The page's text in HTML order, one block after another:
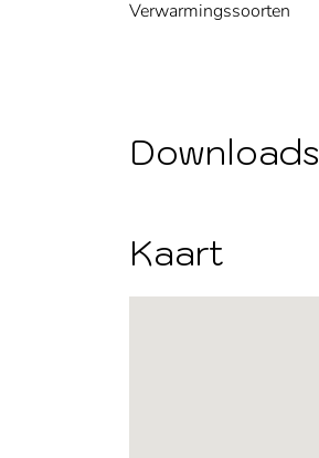
Verwarmingssoorten
Downloads
Kaart